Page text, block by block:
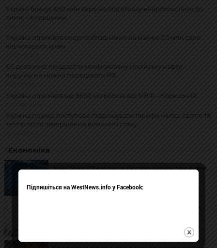
Україні бракує 650 млн євро на підготовку енергосистеми до
зими, – Корецький
Україна отримала енергообладнання на майже 2,5 млн євро
від чотирьох країн
ЄС дозволив продавати конфісковану російську нафту:
виручку не можна передавати РФ
Україна отримала ще $690 мільйонів від МВФ – Корецький
Україна планує поступово підвищувати тарифи на газ, світло та
тепло після завершення воєнного стану
Економіка
Україні бракує 650 млн євро на підготовку енергосистеми до зими,
Підпишіться на WestNews.info у Facebook: